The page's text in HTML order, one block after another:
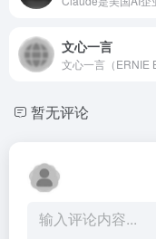
文心一言
暂无评论